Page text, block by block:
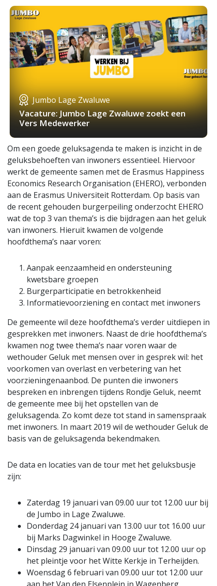
Jumbo Lage Zwaluwe
Vacature: Jumbo Lage Zwaluwe zoekt een
Vers Medewerker
Om een goede geluksagenda te maken is inzicht in de
geluksbehoeften van inwoners essentieel. Hiervoor
werkt de gemeente samen met de Erasmus Happiness
Economics Research Organisation (EHERO), verbonden
aan de Erasmus Universiteit Rotterdam. Op basis van
de recent gehouden burgerpeiling onderzocht EHERO
wat de top 3 van thema’s is die bijdragen aan het geluk
van inwoners. Hieruit kwamen de volgende
hoofdthema’s naar voren:
Aanpak eenzaamheid en ondersteuning
kwetsbare groepen
Burgerparticipatie en betrokkenheid
Informatievoorziening en contact met inwoners
De gemeente wil deze hoofdthema’s verder uitdiepen in
gesprekken met inwoners. Naast de drie hoofdthema’s
kwamen nog twee thema’s naar voren waar de
wethouder Geluk met mensen over in gesprek wil: het
voorkomen van overlast en verbetering van het
voorzieningenaanbod. De punten die inwoners
bespreken en inbrengen tijdens Rondje Geluk, neemt
de gemeente mee bij het opstellen van de
geluksagenda. Zo komt deze tot stand in samenspraak
met inwoners. In maart 2019 wil de wethouder Geluk de
basis van de geluksagenda bekendmaken.
De data en locaties van de tour met het geluksbusje
zijn:
Zaterdag 19 januari van 09.00 uur tot 12.00 uur bij
de Jumbo in Lage Zwaluwe.
Donderdag 24 januari van 13.00 uur tot 16.00 uur
bij Marks Dagwinkel in Hooge Zwaluwe.
Dinsdag 29 januari van 09.00 uur tot 12.00 uur op
het pleintje voor het Witte Kerkje in Terheijden.
Woensdag 6 februari van 09.00 uur tot 12.00 uur